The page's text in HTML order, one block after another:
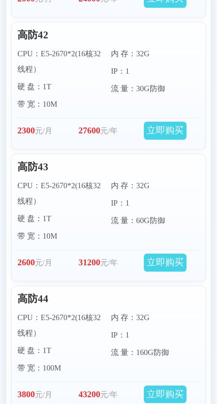
高防42
CPU：E5-2670*2(16核32
线程）
硬 盘：1T
带 宽：10M
内 存：32G
IP：1
流 量：30G防御
2300元/月 27600元/年 立即购买
高防43
CPU：E5-2670*2(16核32
线程）
硬 盘：1T
带 宽：10M
内 存：32G
IP：1
流 量：60G防御
2600元/月 31200元/年 立即购买
高防44
CPU：E5-2670*2(16核32
线程）
硬 盘：1T
带 宽：100M
内 存：32G
IP：1
流 量：160G防御
3800元/月 43200元/年 立即购买